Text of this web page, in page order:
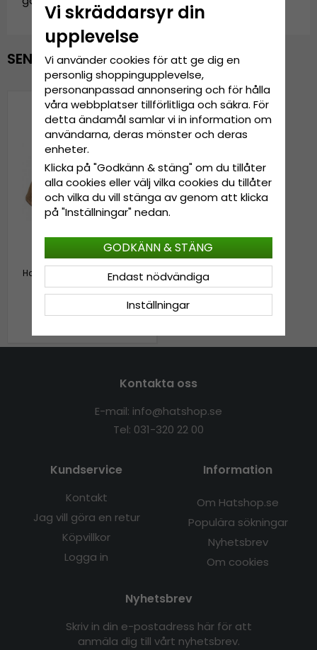
SENAST VISADE PRODUKTER
Hattar - Gårda Manchester
Bucket (beige)
279 kr349 kr
Kontakta oss
E-mail: info@hatshop.se
Tel: 031-320 22 00
Kundservice
Kontakt
Jag vill göra en retur
Köpvillkor
Logga in
Information
Om Hatshop.se
Populära sökningar
Nyhetsbrev
Om cookies
Nyhetsbrev
Skriv in din e-postadress här för att
anmäla dig till vårt nyhetsbrev.
Vi skräddarsyr din
upplevelse
Vi använder cookies för att ge dig en
personlig shoppingupplevelse,
personanpassad annonsering och för hålla
våra webbplatser tillförlitliga och säkra. För
detta ändamål samlar vi in information om
användarna, deras mönster och deras
enheter.
Klicka på "Godkänn & stäng" om du tillåter
alla cookies eller välj vilka cookies du tillåter
och vilka du vill stänga av genom att klicka
på "Inställningar" nedan.
Inställningar
Endast nödvändiga
GODKÄNN & STÄNG